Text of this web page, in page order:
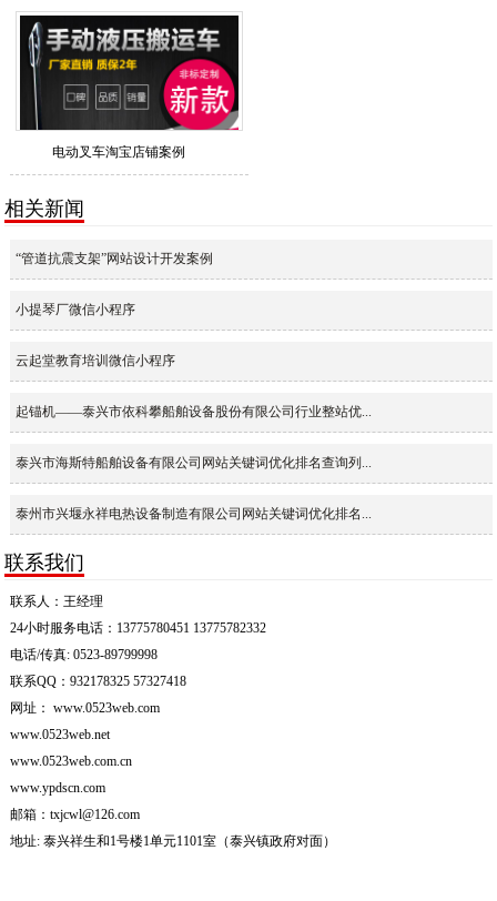
电动叉车淘宝店铺案例
相关新闻
“管道抗震支架”网站设计开发案例
小提琴厂微信小程序
云起堂教育培训微信小程序
起锚机——泰兴市依科攀船舶设备股份有限公司行业整站优...
泰兴市海斯特船舶设备有限公司网站关键词优化排名查询列...
泰州市兴堰永祥电热设备制造有限公司网站关键词优化排名...
联系我们
联系人：王经理
24小时服务电话：13775780451 13775782332
电话/传真: 0523-89799998
联系QQ：932178325 57327418
网址： www.0523web.com
www.0523web.net
www.0523web.com.cn
www.ypdscn.com
邮箱：txjcwl@126.com
地址: 泰兴祥生和1号楼1单元1101室（泰兴镇政府对面）